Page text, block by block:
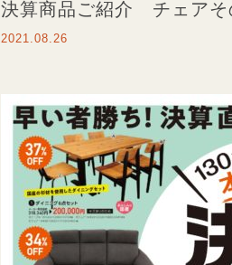
決算商品ご紹介 チェアそ
2021.08.26